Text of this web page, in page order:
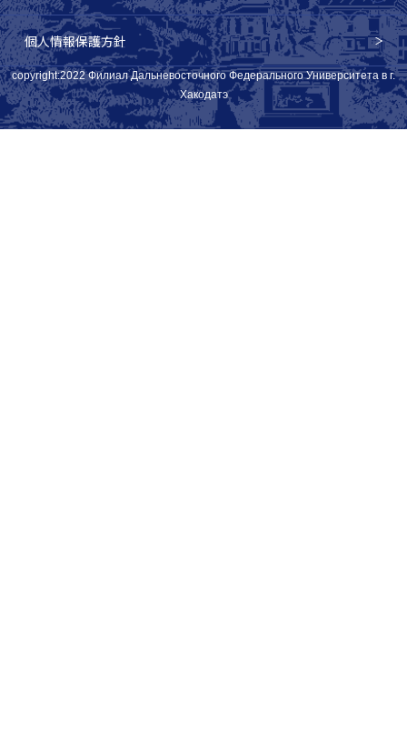
個人情報保護方針
copyright:2022 Филиал Дальневосточного Федерального Университета в г.
Хакодатэ